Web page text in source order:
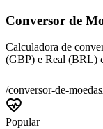
Conversor de
Calculadora de
(GBP) e Real (BRL)
/conversor-de-moedas
Popular